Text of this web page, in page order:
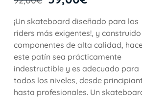
¡Un skateboard diseñado para los
riders más exigentes!, y
componentes de alta calidad,
este patín sea prácticamente
indestructible y es adecuado para
todos los niveles, desde
hasta profesionales. Un